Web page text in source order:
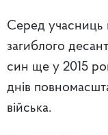
Серед
загиблого
син ще у 2015
днів
війська.